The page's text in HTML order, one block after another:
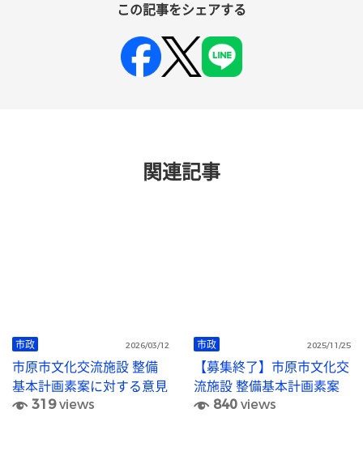
この記事をシェアする
関連記事
市政 2026/03/12
市原市文化交流施設 整備
基本計画素案に対する意見
募集結果を公表します
319views
市政 2025/11/25
【募集終了】市原市文化交
流施設 整備基本計画素案
に対する意見を募集します
840views